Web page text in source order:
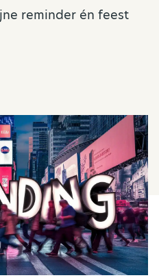
reminder én feest